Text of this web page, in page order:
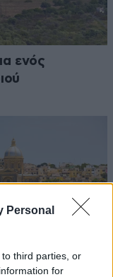
Personal
third parties, or
for
ενός